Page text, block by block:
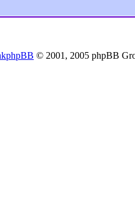
phpBB © 2001, 2005 phpBB